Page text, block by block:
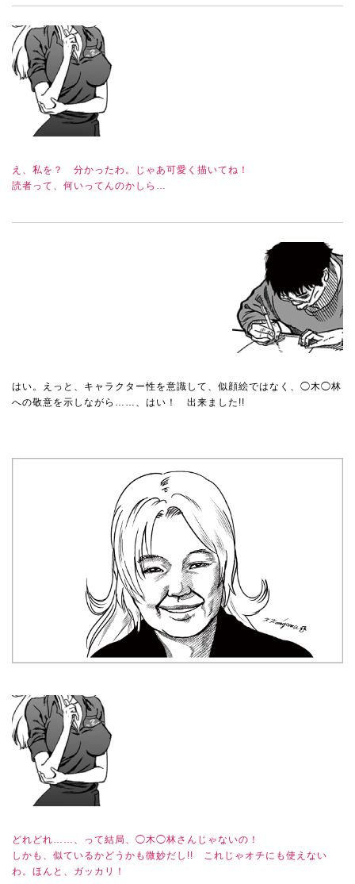
え、私を？ 分かったわ。じゃあ可愛く描いてね！
読者って、何いってんのかしら…
はい。えっと、キャラクター性を意識して、似顔絵ではなく、◯木◯林
への敬意を示しながら……、はい！ 出来ました!!
どれどれ……、って結局、◯木◯林さんじゃないの！
しかも、似ているかどうかも微妙だし!! これじゃオチにも使えない
わ。ほんと、ガッカリ！